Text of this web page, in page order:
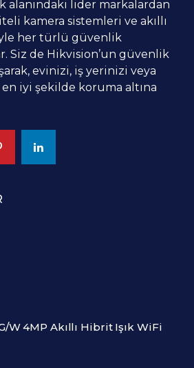
alanındaki lider markalardan
kamera sistemleri ve akıllı
her türlü güvenlik
Siz de Hikvision’un güvenlik
evinizi, iş yerinizi veya
iyi şekilde koruma altına
W 4MP Akıllı Hibrit Işık WiFi